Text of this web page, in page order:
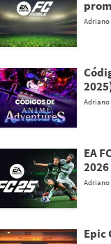
Adriano
Adriano
EA
2026
Adriano
Epic